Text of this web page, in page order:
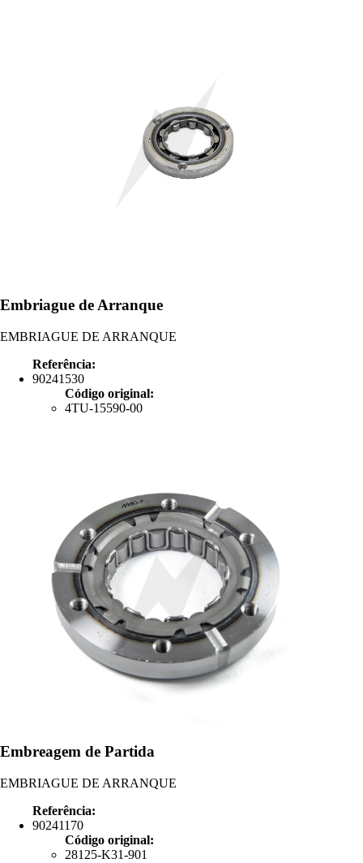
Embriague de Arranque
EMBRIAGUE DE ARRANQUE
Referência:
90241530
Código original:
4TU-15590-00
Embreagem de Partida
EMBRIAGUE DE ARRANQUE
Referência:
90241170
Código original:
28125-K31-901